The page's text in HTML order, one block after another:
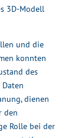
3D-Modell
und die
konnten
des
dienen
den
Rolle bei der